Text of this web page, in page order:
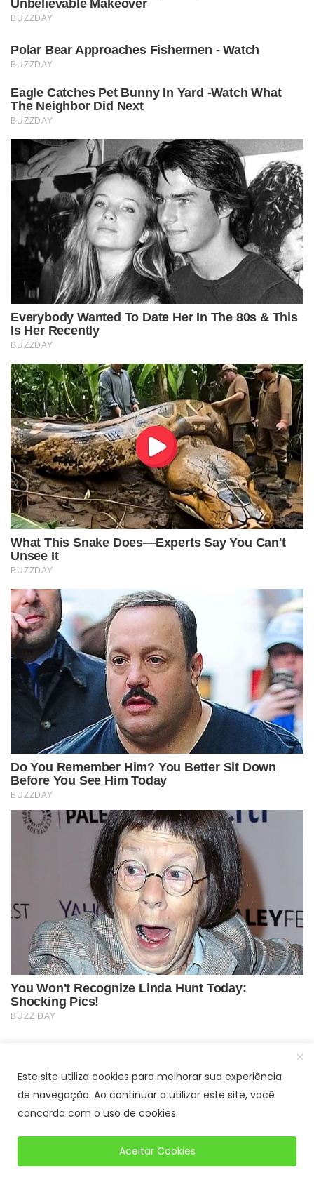
Este site utiliza cookies para melhorar sua experiência
de navegação. Ao continuar a utilizar este site, você
concorda com o uso de cookies.
Aceitar Cookies